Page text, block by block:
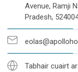
Avenue, Ramji
Pradesh,
Tabhair cuairt